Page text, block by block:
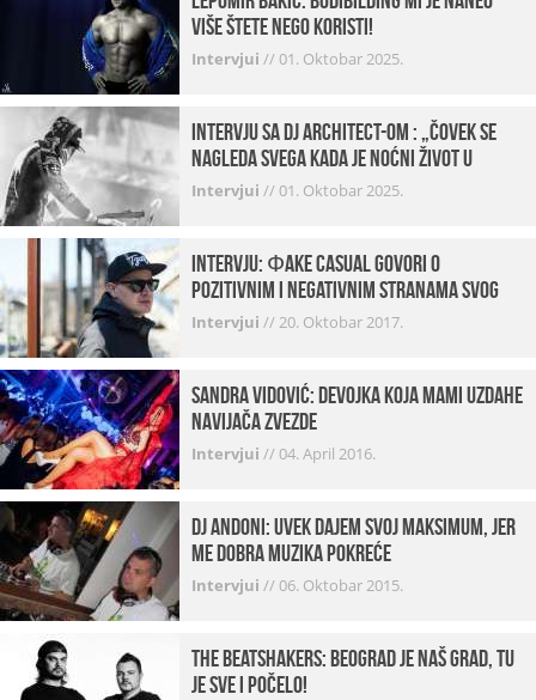
više štete nego koristi!
Intervjui //01. Oktobar 2025.
Intervju sa DJ Architect-om : „Čovek se
nagleda svega kada je noćni život u
pitanju. U klubovima najmanje vidim
Intervjui //01. Oktobar 2025.
INTERVJU: Фake Casual govori o
pozitivnim i negativnim stranama svog
posla, počecima, omiljenim mestima …
Intervjui //20. Oktobar 2017.
Sandra Vidović: devojka koja mami uzdahe
navijača Zvezde
Intervjui //04. April 2016.
Dj Andoni: Uvek dajem svoj maksimum, jer
me dobra muzika pokreće
Intervjui //06. Oktobar 2015.
The Beatshakers: Beograd je naš grad, tu
je sve i počelo!